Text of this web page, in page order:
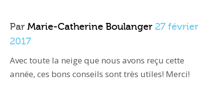
Par Marie-Catherine Boulanger 27 février
2017
Avec toute la neige que nous avons reçu cette
année, ces bons conseils sont très utiles! Merci!